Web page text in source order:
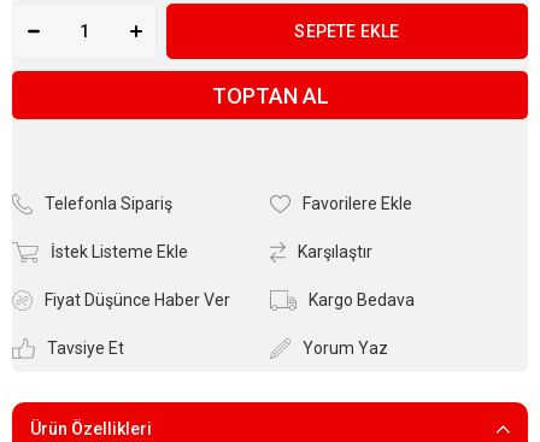
TOPTAN AL
Telefonla Sipariş Favorilere Ekle
İstek Listeme Ekle Karşılaştır
Fiyat Düşünce Haber Ver Kargo Bedava
Tavsiye Et Yorum Yaz
Ürün Özellikleri